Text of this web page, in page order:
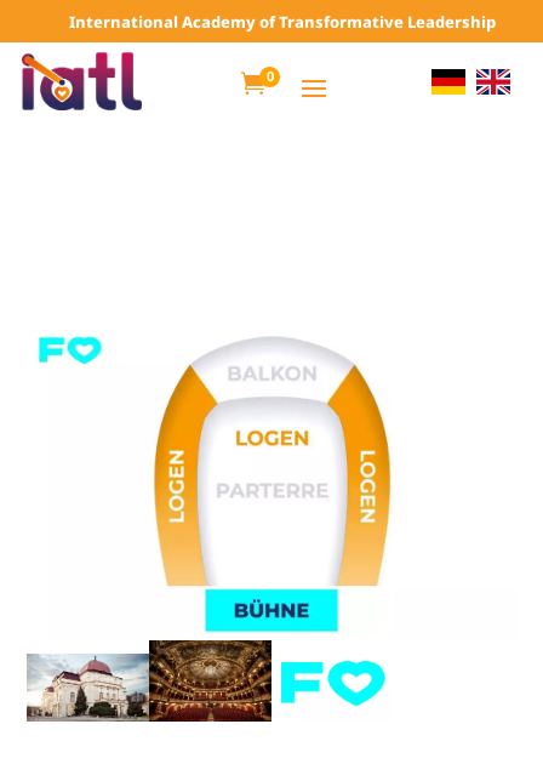
International Academy of Transformative Leadership
0